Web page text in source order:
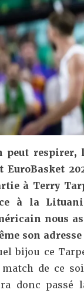
peut respirer,
EuroBasket
à Terry
à la
nous
son
bijou ce
de ce
donc passé